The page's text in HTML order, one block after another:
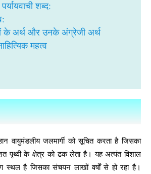
शब्द:​
के अर्थ और उनके अंग्रेजी अर्थ
महत्व​
वायुमंडलीय जलमार्गी को सूचित करता है जिसका
पृथ्वी के क्षेत्र को ढक लेता है। यह अत्यंत विशाल
स्थल है जिसका संचयन लाखों वर्षों से हो रहा है।